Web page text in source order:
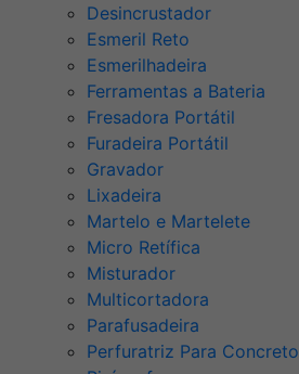
Desincrustador
Esmeril Reto
Esmerilhadeira
Ferramentas a Bateria
Fresadora Portátil
Furadeira Portátil
Gravador
Lixadeira
Martelo e Martelete
Micro Retífica
Misturador
Multicortadora
Parafusadeira
Perfuratriz Para Concreto